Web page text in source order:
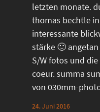
letzten monate.
thomas bechtle
interessante
stärke 🙂
S/W fotos und
coeur. summa
von 030mm-
24. Juni 2016